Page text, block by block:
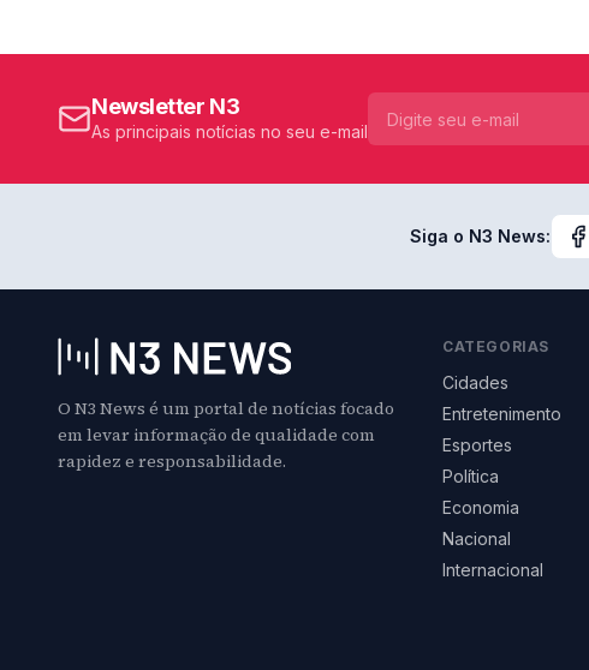
Newsletter N3
As principais notícias no seu e-mail
Siga o N3 News:
O N3 News é um portal de notícias focado
em levar informação de qualidade com
rapidez e responsabilidade.
CATEGORIAS
Cidades
Entretenimento
Esportes
Política
Economia
Nacional
Internacional